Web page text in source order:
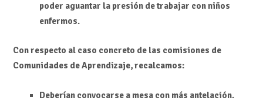
poder aguantar la presión de trabajar con niños
enfermos.
Con respecto al caso concreto de las comisiones de
Comunidades de Aprendizaje, recalcamos:
Deberían convocarse a mesa con más antelación.